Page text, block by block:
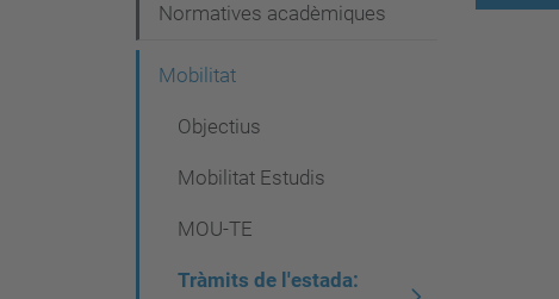
Normatives acadèmiques
Mobilitat
Objectius
Mobilitat Estudis
MOU-TE
Tràmits de l'estada: